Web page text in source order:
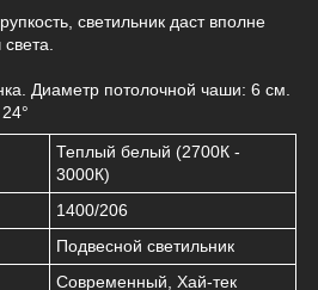
светильник даст вполне
Диаметр потолочной чаши: 6 см.
Теплый белый (2700К -
3000К)
1400/206
Подвесной светильник
Современный, Хай-тек